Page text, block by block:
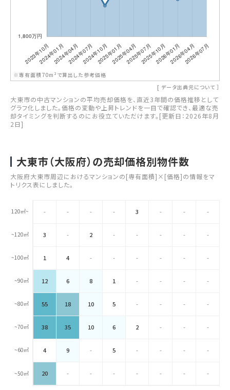
※専有面積70m²で算出した参考価格
[ データ出典元について ］
大東市の中古マンションの平均売却価格を、直近3年間の価格推移として
グラフ化しました。価格の変動や上昇トレンドを一目で確認でき、最適な売
却タイミングを判断するのにお役立ていただけます。[更新日：2026年8月
2日]
大東市（大阪府）の売却価格別物件数
大阪府大東市周辺におけるマンションの[専有面積]×[価格]の情報をマ
トリクス表にしました。
120㎡~ - - - - 3 - - -
~120㎡ 3 - 2 - - - - -
~100㎡ 1 4 - - - - - -
~90㎡ 12 6 8 1 - - - -
~80㎡ 55 18 10 5 - - - -
~70㎡ 38 35 10 6 2 - - -
~60㎡ 4 9 - 5 - - - -
~50㎡ 20 - - - - - - -